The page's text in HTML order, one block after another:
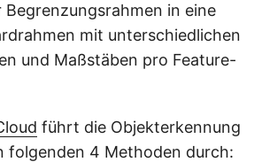
Begrenzungsrahmen in eine
mit unterschiedlichen
und Maßstäben pro Feature-
führt die Objekterkennung
folgenden 4 Methoden durch: